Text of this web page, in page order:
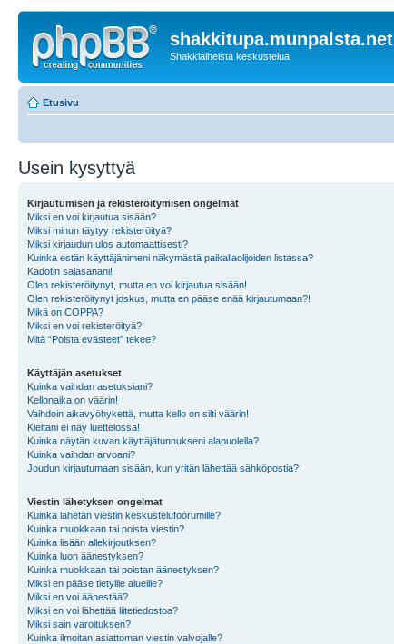
shakkitupa.munpalsta.net
Shakkiaiheista keskustelua
Etusivu
Usein kysyttyä
Kirjautumisen ja rekisteröitymisen ongelmat
Miksi en voi kirjautua sisään?
Miksi minun täytyy rekisteröityä?
Miksi kirjaudun ulos automaattisesti?
Kuinka estän käyttäjänimeni näkymästä paikallaolijoiden listassa?
Kadotin salasanani!
Olen rekisteröitynyt, mutta en voi kirjautua sisään!
Olen rekisteröitynyt joskus, mutta en pääse enää kirjautumaan?!
Mikä on COPPA?
Miksi en voi rekisteröityä?
Mitä “Poista evästeet” tekee?
Käyttäjän asetukset
Kuinka vaihdan asetuksiani?
Kellonaika on väärin!
Vaihdoin aikavyöhykettä, mutta kello on silti väärin!
Kieltäni ei näy luettelossa!
Kuinka näytän kuvan käyttäjätunnukseni alapuolella?
Kuinka vaihdan arvoani?
Joudun kirjautumaan sisään, kun yritän lähettää sähköpostia?
Viestin lähetyksen ongelmat
Kuinka lähetän viestin keskustelufoorumille?
Kuinka muokkaan tai poista viestin?
Kuinka lisään allekirjoutksen?
Kuinka luon äänestyksen?
Kuinka muokkaan tai poistan äänestyksen?
Miksi en pääse tietyille alueille?
Miksi en voi äänestää?
Miksi en voi lähettää liitetiedostoa?
Miksi sain varoituksen?
Kuinka ilmoitan asiattoman viestin valvojalle?